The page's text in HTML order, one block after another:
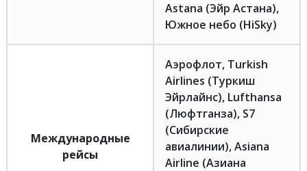
Astana (Эйр Астана),
Южное небо (HiSky)
Международные
рейсы
Аэрофлот, Turkish
Airlines (Туркиш
Эйрлайнс), Lufthansa
(Люфтганза), S7
(Сибирские
авиалинии), Asiana
Airline (Азиана